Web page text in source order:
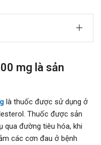
mg là sản
là thuốc được sử dụng ở
Thuốc được sản
qua đường tiêu hóa, khi
các cơn đau ở bệnh